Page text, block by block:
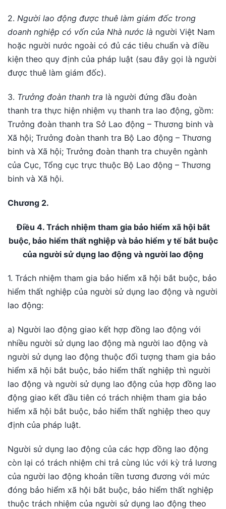
2. Người lao động được thuê làm giám đốc trong
doanh nghiệp có vốn của Nhà nước là người Việt Nam
hoặc người nước ngoài có đủ các tiêu chuẩn và điều
kiện theo quy định của pháp luật (sau đây gọi là người
được thuê làm giám đốc).
3. Trưởng đoàn thanh tra là người đứng đầu đoàn
thanh tra thực hiện nhiệm vụ thanh tra lao động, gồm:
Trưởng đoàn thanh tra Sở Lao động – Thương binh và
Xã hội; Trưởng đoàn thanh tra Bộ Lao động – Thương
binh và Xã hội; Trưởng đoàn thanh tra chuyên ngành
của Cục, Tổng cục trực thuộc Bộ Lao động – Thương
binh và Xã hội.
Chương 2.
Điều 4. Trách nhiệm tham gia bảo hiểm xã hội bắt
buộc, bảo hiểm thất nghiệp và bảo hiểm y tế bắt buộc
của người sử dụng lao động và người lao động
1. Trách nhiệm tham gia bảo hiểm xã hội bắt buộc, bảo
hiểm thất nghiệp của người sử dụng lao động và người
lao động:
a) Người lao động giao kết hợp đồng lao động với
nhiều người sử dụng lao động mà người lao động và
người sử dụng lao động thuộc đối tượng tham gia bảo
hiểm xã hội bắt buộc, bảo hiểm thất nghiệp thì người
lao động và người sử dụng lao động của hợp đồng lao
động giao kết đầu tiên có trách nhiệm tham gia bảo
hiểm xã hội bắt buộc, bảo hiểm thất nghiệp theo quy
định của pháp luật.
Người sử dụng lao động của các hợp đồng lao động
còn lại có trách nhiệm chi trả cùng lúc với kỳ trả lương
của người lao động khoản tiền tương đương với mức
đóng bảo hiểm xã hội bắt buộc, bảo hiểm thất nghiệp
thuộc trách nhiệm của người sử dụng lao động theo